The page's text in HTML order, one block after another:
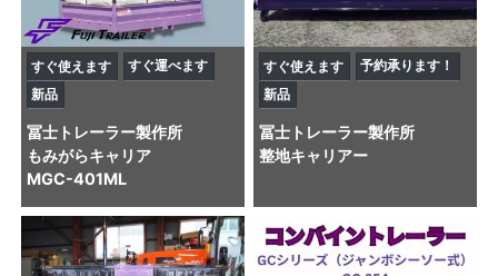
すぐ使えます
すぐ運べます
新品
冨士トレーラー製作所
もみがらキャリア
MGC-401ML
すぐ使えます
予約承ります！
新品
冨士トレーラー製作所
整地キャリアー